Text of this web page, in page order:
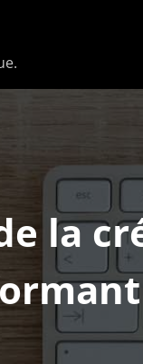
la